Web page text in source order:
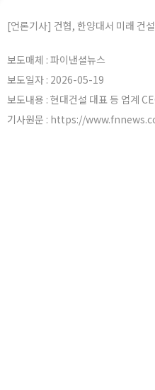
[언론기사] 건협, 한양대서 미래 건
보도매체 : 파이낸셜뉴스
보도일자 : 2026-05-19
보도내용 : 현대건설 대표 등 업계
기사원문 : https://